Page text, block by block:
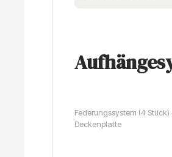
Federungssystem (4 Stück)
Deckenplatte